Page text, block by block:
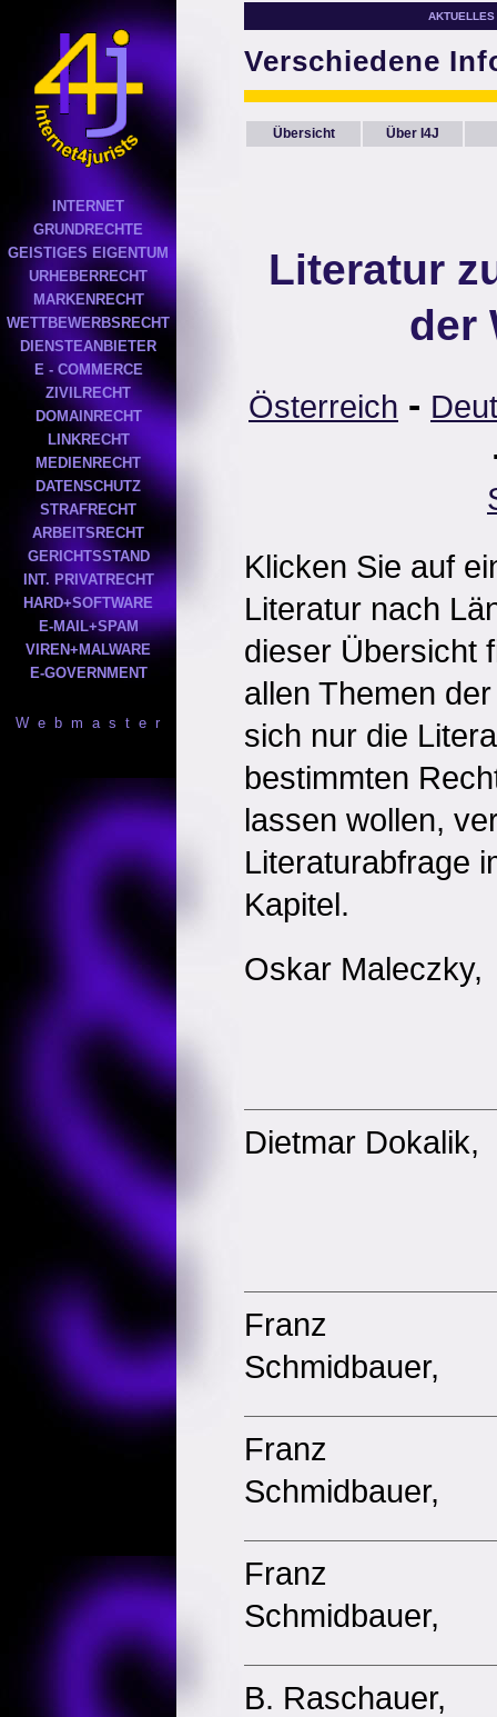
INTERNET
GRUNDRECHTE
GEISTIGES EIGENTUM
URHEBERRECHT
MARKENRECHT
WETTBEWERBSRECHT
DIENSTEANBIETER
E - COMMERCE
ZIVILRECHT
DOMAINRECHT
LINKRECHT
MEDIENRECHT
DATENSCHUTZ
STRAFRECHT
ARBEITSRECHT
GERICHTSSTAND
INT. PRIVATRECHT
HARD+SOFTWARE
E-MAIL+SPAM
VIREN+MALWARE
E-GOVERNMENT
W e b m a s t e r
AKTUELLES
Verschiedene
Übersicht Über I4J
Literatur
der
Österreich -
Klicken Sie auf
Literatur nach
dieser Übersicht
allen Themen
sich nur die
bestimmten
lassen wollen,
Literaturabfrage
Kapitel.
Oskar Maleczky,
Dietmar Dokalik,
Franz
Schmidbauer,
Franz
Schmidbauer,
Franz
Schmidbauer,
B. Raschauer,